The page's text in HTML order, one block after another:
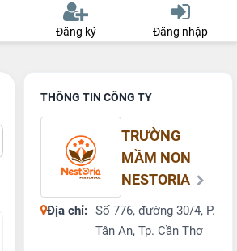
Đăng ký Đăng nhập
THÔNG TIN CÔNG TY
TRƯỜNG
MẦM NON
NESTORIA
Địa chỉ: Số 776, đường 30/4, P.
Tân An, Tp. Cần Thơ